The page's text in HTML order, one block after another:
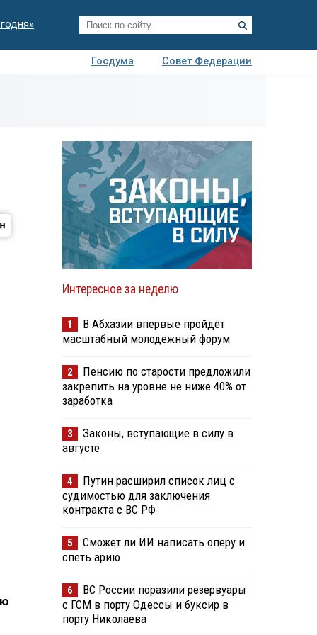
Госдума
Совет Федерации
Интересное за неделю
1
В Абхазии впервые пройдёт
масштабный молодёжный форум
2
Пенсию по старости предложили
закрепить на уровне не ниже 40% от
заработка
3
Законы, вступающие в силу в
августе
4
Путин расширил список лиц с
судимостью для заключения
контракта с ВС РФ
5
Сможет ли ИИ написать оперу и
спеть арию
6
ВС России поразили резервуары
с ГСМ в порту Одессы и буксир в
порту Николаева